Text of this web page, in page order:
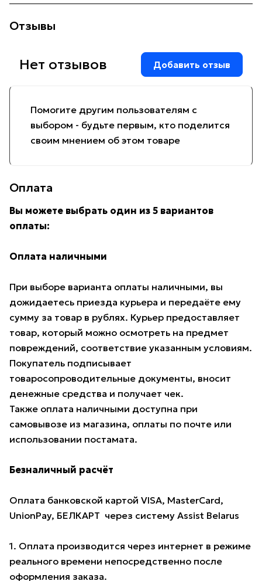
Отзывы
Помогите другим пользователям с
выбором - будьте первым, кто поделится
своим мнением об этом товаре
Нет отзывов Добавить отзыв
Оплата
Вы можете выбрать один из 5 вариантов
оплаты:
Оплата наличными
При выборе варианта оплаты наличными, вы
дожидаетесь приезда курьера и передаёте ему
сумму за товар в рублях. Курьер предоставляет
товар, который можно осмотреть на предмет
повреждений, соответствие указанным условиям.
Покупатель подписывает
товаросопроводительные документы, вносит
денежные средства и получает чек.
Также оплата наличными доступна при
самовывозе из магазина, оплаты по почте или
использовании постамата.
Безналичный расчёт
Оплата банковской картой VISA, MasterCard,
UnionPay, БЕЛКАРТ через систему Assist Belarus
1. Оплата производится через интернет в режиме
реального времени непосредственно после
оформления заказа.